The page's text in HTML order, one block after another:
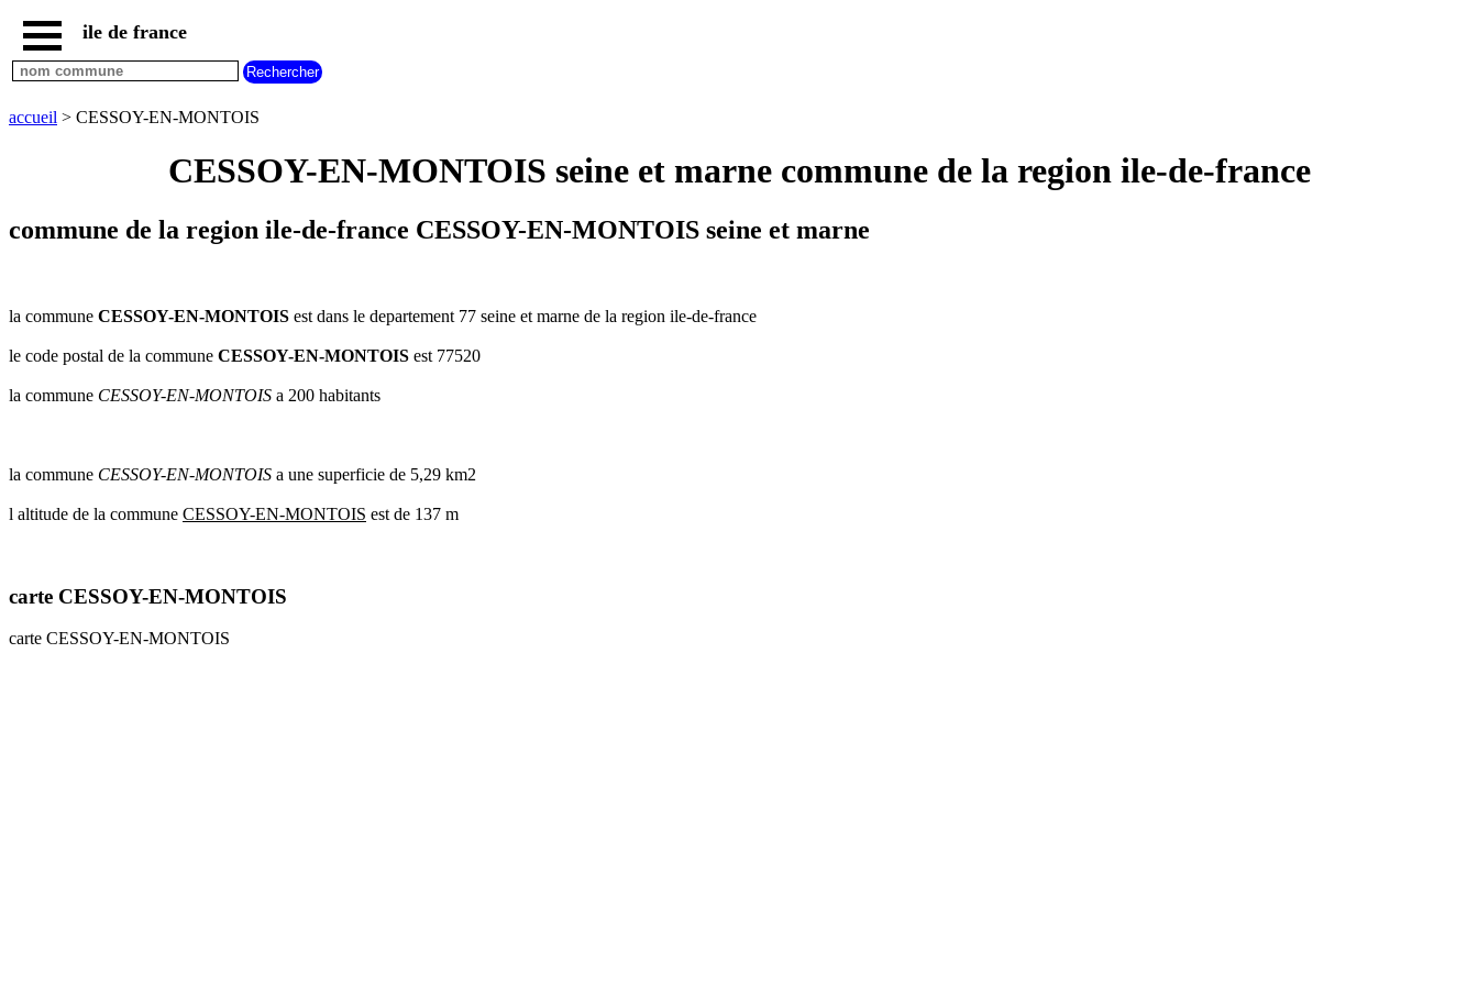
accueil
paris
communes
seine
marne
seine
denis
d
oise
communes
communes
ile de france
accueil > CESSOY-EN-MONTOIS
CESSOY-EN-MONTOIS seine et marne commune de la region ile-de-france
commune de la region ile-de-france CESSOY-EN-MONTOIS seine et marne
la commune CESSOY-EN-MONTOIS est dans le departement 77 seine et marne de la region ile-de-france
le code postal de la commune CESSOY-EN-MONTOIS est 77520
la commune CESSOY-EN-MONTOIS a 200 habitants
la commune CESSOY-EN-MONTOIS a une superficie de 5,29 km2
l altitude de la commune CESSOY-EN-MONTOIS est de 137 m
carte CESSOY-EN-MONTOIS
carte CESSOY-EN-MONTOIS